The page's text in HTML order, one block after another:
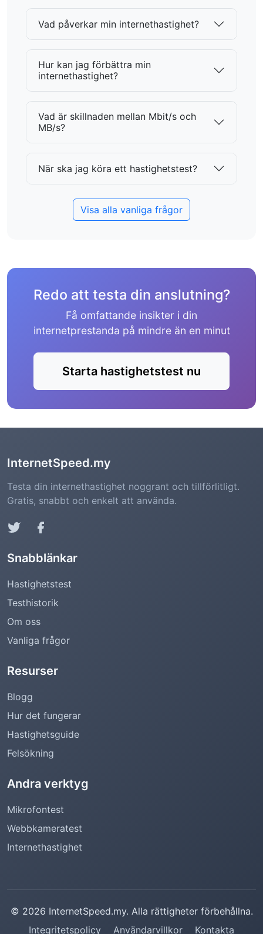
Vad påverkar min internethastighet?
Hur kan jag förbättra min
internethastighet?
Vad är skillnaden mellan Mbit/s och
MB/s?
När ska jag köra ett hastighetstest?
Visa alla vanliga frågor
Redo att testa din anslutning?
Få omfattande insikter i din
internetprestanda på mindre än en minut
Starta hastighetstest nu
InternetSpeed.my
Testa din internethastighet noggrant och tillförlitligt.
Gratis, snabbt och enkelt att använda.
Snabblänkar
Hastighetstest
Testhistorik
Om oss
Vanliga frågor
Resurser
Blogg
Hur det fungerar
Hastighetsguide
Felsökning
Andra verktyg
Mikrofontest
Webbkameratest
Internethastighet
© 2026 InternetSpeed.my. Alla rättigheter förbehållna.
Integritetspolicy
Användarvillkor Kontakta